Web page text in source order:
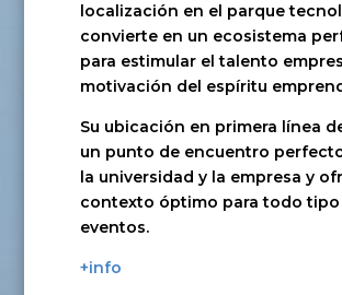
localización en el parque
convierte en un ecosistema
para estimular el talento
motivación del espíritu
Su ubicación en primera línea
un punto de encuentro
la universidad y la empresa y
contexto óptimo para todo tipo
eventos.
+info